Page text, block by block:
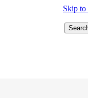
Skip to